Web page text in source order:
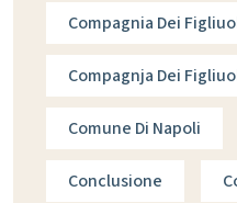
Compagnia Dei
Compagnja Dei
Comune Di Napoli
Conclusione